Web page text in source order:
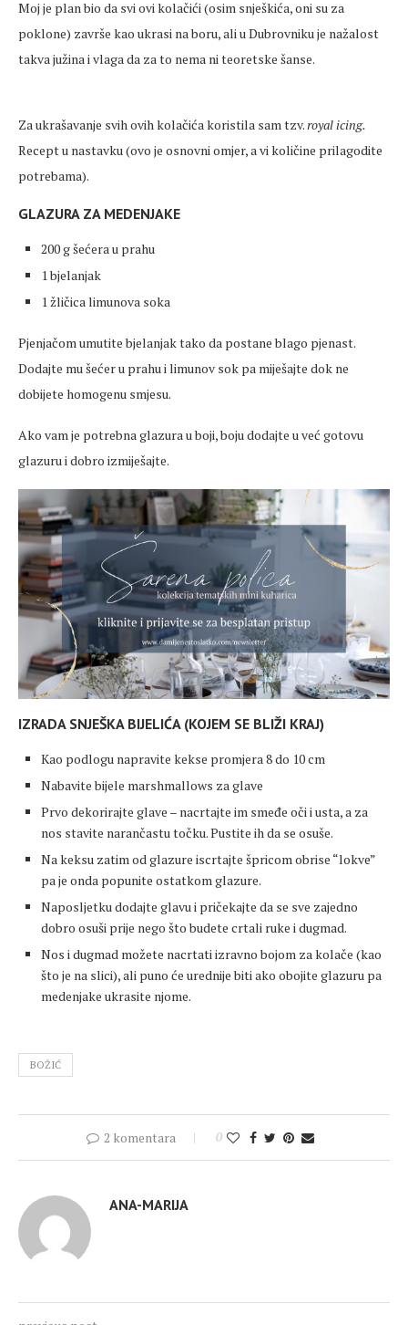
Moj je plan bio da svi ovi kolačići (osim snješkića, oni su za
poklone) završe kao ukrasi na boru, ali u Dubrovniku je nažalost
takva južina i vlaga da za to nema ni teoretske šanse.
Za ukrašavanje svih ovih kolačića koristila sam tzv.royal icing.
Recept u nastavku (ovo je osnovni omjer, a vi količine prilagodite
potrebama).
GLAZURA ZA MEDENJAKE
200 g šećera u prahu
1 bjelanjak
1 žličica limunova soka
Pjenjačom umutite bjelanjak tako da postane blago pjenast.
Dodajte mu šećer u prahu i limunov sok pa miješajte dok ne
dobijete homogenu smjesu.
Ako vam je potrebna glazura u boji, boju dodajte u već gotovu
glazuru i dobro izmiješajte.
IZRADA SNJEŠKA BIJELIĆA (KOJEM SE BLIŽI KRAJ)
Kao podlogu napravite kekse promjera 8 do 10 cm
Nabavite bijele marshmallows za glave
Prvo dekorirajte glave – nacrtajte im smeđe oči i usta, a za
nos stavite narančastu točku. Pustite ih da se osuše.
Na keksu zatim od glazure iscrtajte špricom obrise “lokve”
pa je onda popunite ostatkom glazure.
Naposljetku dodajte glavu i pričekajte da se sve zajedno
dobro osuši prije nego što budete crtali ruke i dugmad.
Nos i dugmad možete nacrtati izravno bojom za kolače (kao
što je na slici), ali puno će urednije biti ako obojite glazuru pa
medenjake ukrasite njome.
BOŽIĆ
2 komentara 0
ANA-MARIJA